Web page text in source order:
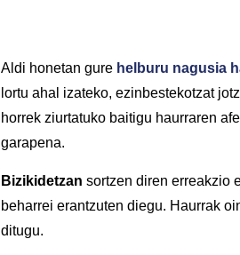
Aldi honetan gure helburu nagusia
lortu ahal izateko, ezinbestekotzat
horrek ziurtatuko baitigu haurraren
garapena.
Bizikidetzan sortzen diren erreakzio
beharrei erantzuten diegu. Haurrak
ditugu.